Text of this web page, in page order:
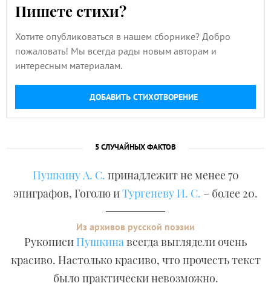
Пишете стихи?
Хотите опубликоваться в нашем сборнике? Добро
пожаловать! Мы всегда рады новым авторам и
интересным материалам.
ДОБАВИТЬ СТИХОТВОРЕНИЕ
5 СЛУЧАЙНЫХ ФАКТОВ
Пушкину А. С. принадлежит не менее 70
эпиграфов, Гоголю иТургеневу И. С. – более 20.
Из архивов русской поэзии
Рукописи Пушкинавсегда выглядели очень
красиво. Настолько красиво, что прочесть текст
было практически невозможно.